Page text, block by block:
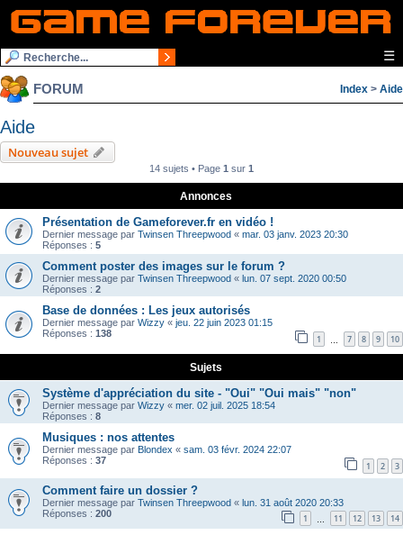
☰
FORUM Index > Aide
Aide
Nouveau sujet
14 sujets • Page 1 sur 1
Annonces
Présentation de Gameforever.fr en vidéo !
Dernier message par Twinsen Threepwood « mar. 03 janv. 2023 20:30
Réponses : 5
Comment poster des images sur le forum ?
Dernier message par Twinsen Threepwood « lun. 07 sept. 2020 00:50
Réponses : 2
Base de données : Les jeux autorisés
Dernier message par Wizzy « jeu. 22 juin 2023 01:15
Réponses : 138 1 7 8 9 10
Sujets
Système d'appréciation du site - "Oui" "Oui mais" "non"
Dernier message par Wizzy « mer. 02 juil. 2025 18:54
Réponses : 8
Musiques : nos attentes
Dernier message par Blondex « sam. 03 févr. 2024 22:07
Réponses : 37 1 2 3
Comment faire un dossier ?
Dernier message par Twinsen Threepwood « lun. 31 août 2020 20:33
Réponses : 200 1 11 12 13 14